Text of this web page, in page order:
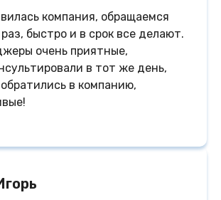
компания, обращаемся
быстро и в срок все делают.
очень приятные,
в тот же день,
обратились в компанию,